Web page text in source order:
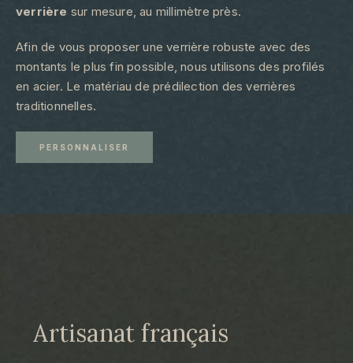
verrière sur mesure, au millimètre près.
Afin de vous proposer une verrière robuste avec des
montants le plus fin possible, nous utilisons des profilés
en acier. Le matériau de prédilection des verrières
traditionnelles.
PERSONNALISER
Artisanat français